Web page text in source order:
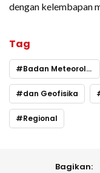
dengan kelembapan
Tag
Badan Meteorologi
dan Geofisika
Regional
Bagikan: